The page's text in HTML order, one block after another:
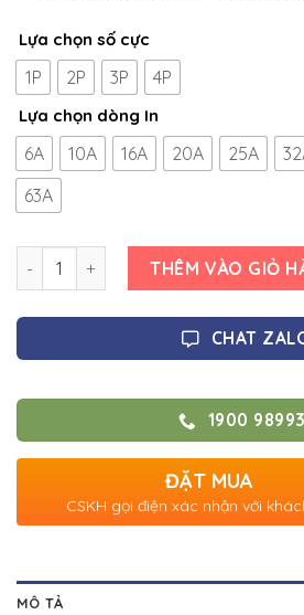
Lựa chọn số cực
1P 2P 3P 4P
Lựa chọn dòng In
6A 10A 16A 20A 25A
63A
Số lượng THÊM VÀO GIỎ
CHAT
1900
ĐẶT MUA
CSKH gọi điện xác nhận với
MÔ TẢ